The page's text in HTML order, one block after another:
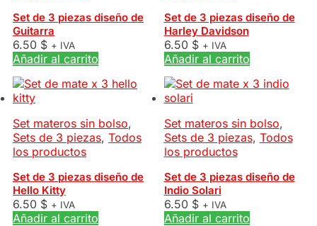
Set de 3 piezas diseño de
Guitarra
6.50 $ + IVA
Añadir al carrito
Set de 3 piezas diseño de
Harley Davidson
6.50 $ + IVA
Añadir al carrito
Set materos sin bolso,
Sets de 3 piezas, Todos
los productos
Set de 3 piezas diseño de
Hello Kitty
6.50 $ + IVA
Añadir al carrito
Set materos sin bolso,
Sets de 3 piezas, Todos
los productos
Set de 3 piezas diseño de
Indio Solari
6.50 $ + IVA
Añadir al carrito